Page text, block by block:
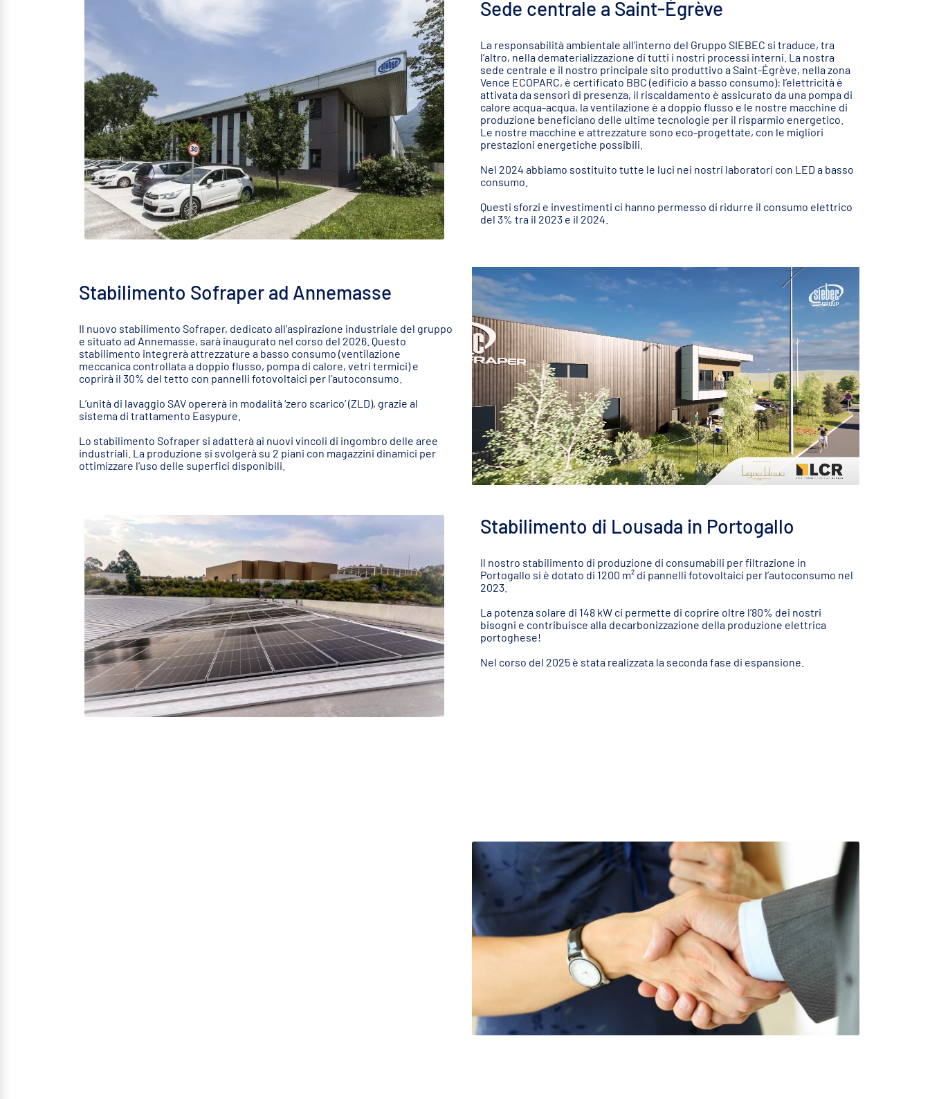
Sede centrale a Saint-Égrève
La responsabilità ambientale all’interno del Gruppo SIEBEC si traduce, tra
l’altro, nella dematerializzazione di tutti i nostri processi interni. La nostra
sede centrale e il nostro principale sito produttivo a Saint-Égrève, nella zona
Vence ECOPARC, è certificato BBC (edificio a basso consumo): l’elettricità è
attivata da sensori di presenza, il riscaldamento è assicurato da una pompa di
calore acqua-acqua, la ventilazione è a doppio flusso e le nostre macchine di
produzione beneficiano delle ultime tecnologie per il risparmio energetico.
Le nostre macchine e attrezzature sono eco-progettate, con le migliori
prestazioni energetiche possibili.
Nel 2024 abbiamo sostituito tutte le luci nei nostri laboratori con LED a basso
consumo.
Questi sforzi e investimenti ci hanno permesso di ridurre il consumo elettrico
del 3% tra il 2023 e il 2024.
Stabilimento Sofraper ad Annemasse
Il nuovo stabilimento Sofraper, dedicato all’aspirazione industriale del gruppo
e situato ad Annemasse, sarà inaugurato nel corso del 2026. Questo
stabilimento integrerà attrezzature a basso consumo (ventilazione
meccanica controllata a doppio flusso, pompa di calore, vetri termici) e
coprirà il 30% del tetto con pannelli fotovoltaici per l’autoconsumo.
L’unità di lavaggio SAV opererà in modalità ‘zero scarico’ (ZLD), grazie al
sistema di trattamento Easypure.
Lo stabilimento Sofraper si adatterà ai nuovi vincoli di ingombro delle aree
industriali. La produzione si svolgerà su 2 piani con magazzini dinamici per
ottimizzare l’uso delle superfici disponibili.
Stabilimento di Lousada in Portogallo
Il nostro stabilimento di produzione di consumabili per filtrazione in
Portogallo si è dotato di 1200 m² di pannelli fotovoltaici per l’autoconsumo nel
2023.
La potenza solare di 148 kW ci permette di coprire oltre l’80% dei nostri
bisogni e contribuisce alla decarbonizzazione della produzione elettrica
portoghese!
Nel corso del 2025 è stata realizzata la seconda fase di espansione.